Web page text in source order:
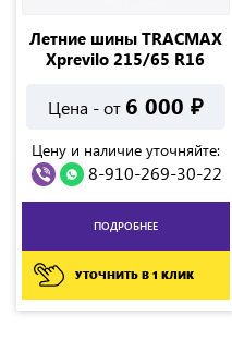
Летние шины TRACMAX
Xprevilo 215/65 R16
Цена - от 6 000 ₽
Цену и наличие уточняйте:
8-910-269-30-22
ПОДРОБНЕЕ
УТОЧНИТЬ В 1 КЛИК